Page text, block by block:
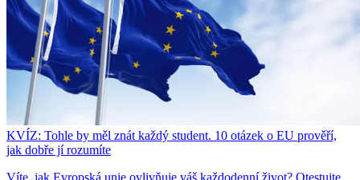
KVÍZ: Tohle by měl znát každý student. 10 otázek o EU prověří,
jak dobře jí rozumíte